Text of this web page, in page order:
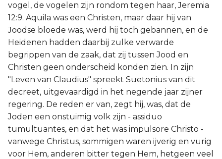
vogel, de vogelen zijn rondom tegen haar, Jeremia
12:9. Aquila was een Christen, maar daar hij van
Joodse bloede was, werd hij toch gebannen, en de
Heidenen hadden daarbij zulke verwarde
begrippen van de zaak, dat zij tussen Jood en
Christen geen onderscheid konden zien. In zijn
"Leven van Claudius" spreekt Suetonius van dit
decreet, uitgevaardigd in het negende jaar zijner
regering. De reden er van, zegt hij, was, dat de
Joden een onstuimig volk zijn - assiduo
tumultuantes, en dat het was impulsore Christo -
vanwege Christus, sommigen waren ijverig en vurig
voor Hem, anderen bitter tegen Hem, hetgeen veel